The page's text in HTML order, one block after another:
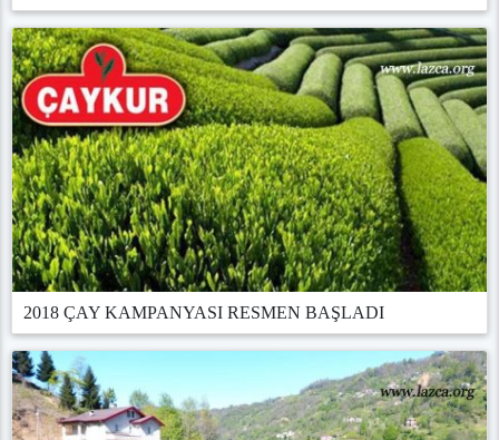
2018 ÇAY KAMPANYASI RESMEN BAŞLADI